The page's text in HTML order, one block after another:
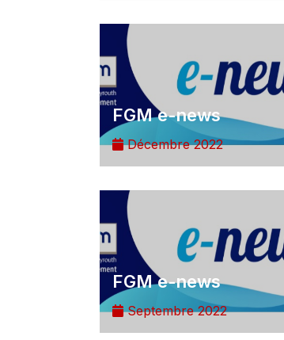
FGM e-news
Décembre 2022
FGM e-news
Septembre 2022